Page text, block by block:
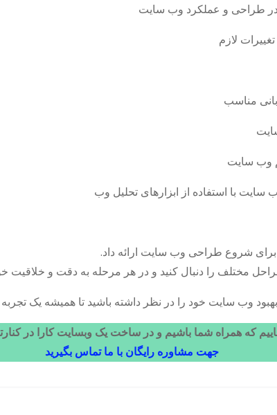
در طراحی و عملکرد وب سایت
لازم
مناسب
وب سایت
سایت با استفاده از ابزارهای تحلیل وب
برای شروع طراحی وب سایت ارائه داد.
مختلف را دنبال کنید و در هر مرحله به دقت و خلاقیت
وب سایت خود را در نظر داشته باشید تا همیشه یک تجربه
که همراه شما باشیم و در ساخت یک وبسایت کارا در
جهت مشاوره رایگان با ما تماس بگیرید